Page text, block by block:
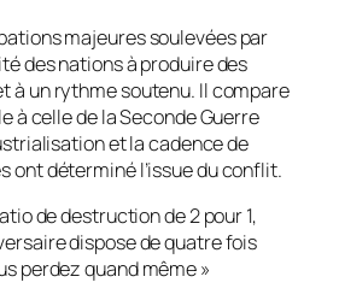
majeures soulevées par
des nations à produire des
à un rythme soutenu. Il compare
à celle de la Seconde Guerre
et la cadence de
ont déterminé l’issue du conflit.
de destruction de 2 pour 1,
dispose de quatre fois
perdez quand même »